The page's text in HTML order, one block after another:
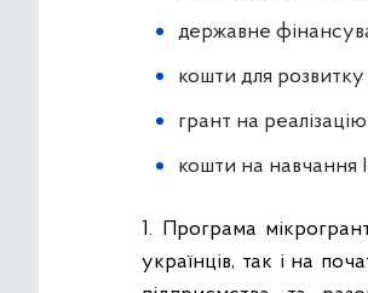
державне
кошти для
грант на
кошти на навчання
1. Програма
українців, так і на